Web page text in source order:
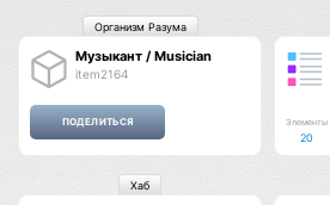
Музыкант / Musician
item2164
Организм Разума
Элементы
20
Хаб